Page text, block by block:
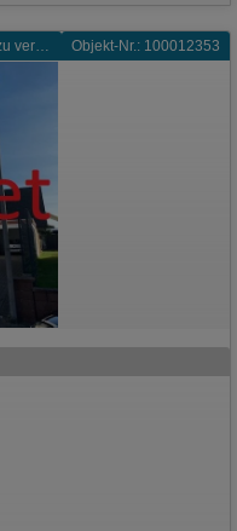
Objekt-Nr.: 100012353